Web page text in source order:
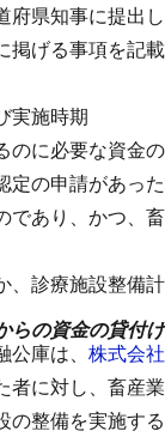
県知事に提出
げる事項を記
実施時期
のに必要な資金
定の申請があっ
であり、かつ、
、診療施設整備
らの資金の貸付け
庫は、 株式会
者に対し、畜産
の整備を実施す